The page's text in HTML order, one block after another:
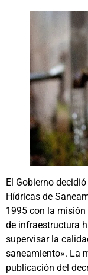
El Gobierno
Hídricas de
1995 con la misión
de infraestructura
supervisar la
saneamiento». La
publicación del